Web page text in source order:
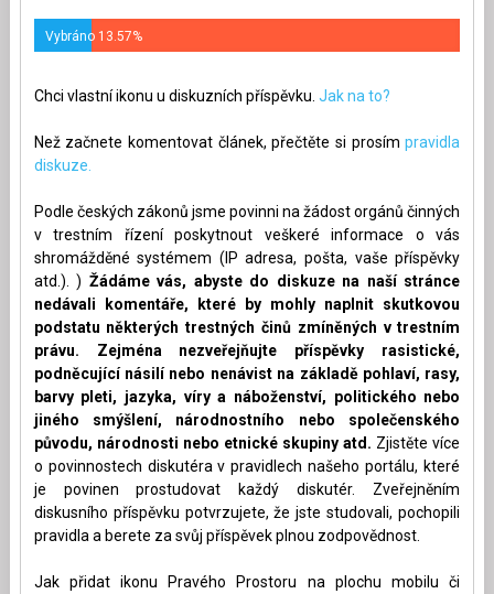
Vybráno 13.57%
Chci vlastní ikonu u diskuzních příspěvku. Jak na to?
Než začnete komentovat článek, přečtěte si prosímpravidla
diskuze.
Podle českých zákonů jsme povinni na žádost orgánů činných
v trestním řízení poskytnout veškeré informace o vás
shromážděné systémem (IP adresa, pošta, vaše příspěvky
atd.). ) Žádáme vás, abyste do diskuze na naší stránce
nedávali komentáře, které by mohly naplnit skutkovou
podstatu některých trestných činů zmíněných v trestním
právu. Zejména nezveřejňujte příspěvky rasistické,
podněcující násilí nebo nenávist na základě pohlaví, rasy,
barvy pleti, jazyka, víry a náboženství, politického nebo
jiného smýšlení, národnostního nebo společenského
původu, národnosti nebo etnické skupiny atd. Zjistěte více
o povinnostech diskutéra v pravidlech našeho portálu, které
je povinen prostudovat každý diskutér. Zveřejněním
diskusního příspěvku potvrzujete, že jste studovali, pochopili
pravidla a berete za svůj příspěvek plnou zodpovědnost.
Jak přidat ikonu Pravého Prostoru na plochu mobilu či